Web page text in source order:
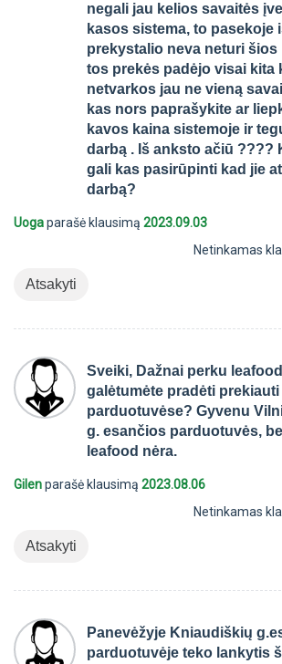
negali jau kelios savaitės
kasos sistema, to pasekoje
prekystalio neva neturi šios
tos prekės padėjo visai kita
netvarkos jau ne vieną
kas nors paprašykite ar
kavos kaina sistemoje ir
darbą . Iš anksto ačiū ????
gali kas pasirūpinti kad jie
darbą?
Uogaparašė klausimą 2023.09.03
Netinkamas
Atsakyti
Sveiki, Dažnai perku
galėtumėte pradėti prekiauti
parduotuvėse? Gyvenu
g. esančios parduotuvės,
leafood nėra.
Gilenparašė klausimą 2023.08.06
Netinkamas
Atsakyti
Panevėžyje Kniaudiškių
parduotuvėje teko lankytis